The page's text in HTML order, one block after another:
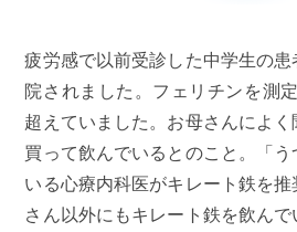
疲労感で以前受診した中学生の
院されました。フェリチンを測
超えていました。お母さんによ
買って飲んでいるとのこと。「
いる心療内科医がキレート鉄を
さん以外にもキレート鉄を飲ん